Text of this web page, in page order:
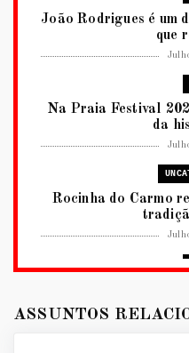
João Rodrigues é um
que
Na Praia Festival
da
Rocinha do Carmo
BRASÍLIA COM
ASSUNTOS